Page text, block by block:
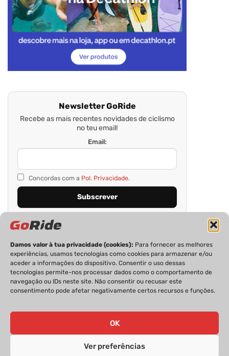
Damos valor à tua privacidade (cookies): Para fornecer as melhores
experiências, usamos tecnologias como cookies para armazenar e/ou
aceder a informações do dispositivo. Consentir o uso dessas
tecnologias permite-nos processar dados como o comportamento de
navegação ou IDs neste site. Não consentir ou recusar este
consentimento pode afetar negativamente certos recursos e funções.
OK
Ver preferências
Newsletter GoRide
Recebe as mais recentes novidades de ciclismo
no teu email!
Email:
Concordas com a Pol. Privacidade.
PRIVACIDADE FICHA TÉCNICA
ESTATUTO EDITORIAL